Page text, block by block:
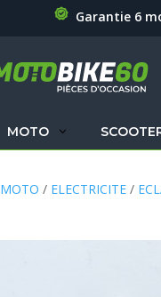
Garantie 6
MOTO
MOTO / ELECTRICITE /